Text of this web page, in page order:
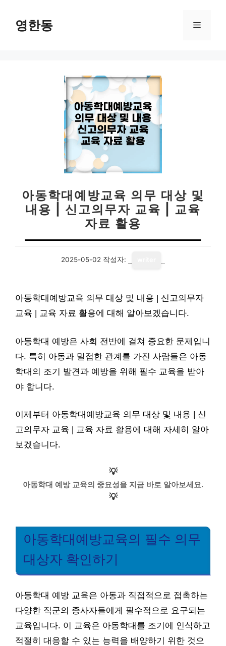
영한동 메
아동학대예방교육 의무 대상 및
내용 | 신고의무자 교육 | 교육
자료 활용
2025-05-02 작성자:
아동학대예방교육 의무 대상 및 내용 | 신고의무자
교육 | 교육 자료 활용에 대해 알아보겠습니다.
아동학대 예방은 사회 전반에 걸쳐 중요한 문제입니
다. 특히 아동과 밀접한 관계를 가진 사람들은 아동
학대의 조기 발견과 예방을 위해 필수 교육을 받아
야 합니다.
이제부터 아동학대예방교육 의무 대상 및 내용 | 신
고의무자 교육 | 교육 자료 활용에 대해 자세히 알아
보겠습니다.
💡
아동학대 예방 교육의 중요성을 지금 바로 알아보세요.
💡
아동학대예방교육의 필수 의무
대상자 확인하기
아동학대 예방 교육은 아동과 직접적으로 접촉하는
다양한 직군의 종사자들에게 필수적으로 요구되는
교육입니다. 이 교육은 아동학대를 조기에 인식하고
적절히 대응할 수 있는 능력을 배양하기 위한 것으